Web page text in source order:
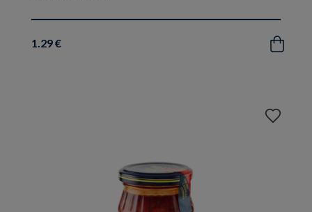
1.29 € Acquista
Aggiungi